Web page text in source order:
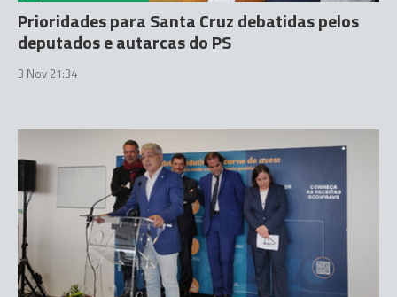
Prioridades para Santa Cruz debatidas pelos
deputados e autarcas do PS
3 Nov 21:34